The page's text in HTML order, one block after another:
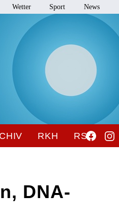
Wetter Sport News
RKH RSO
DNA-